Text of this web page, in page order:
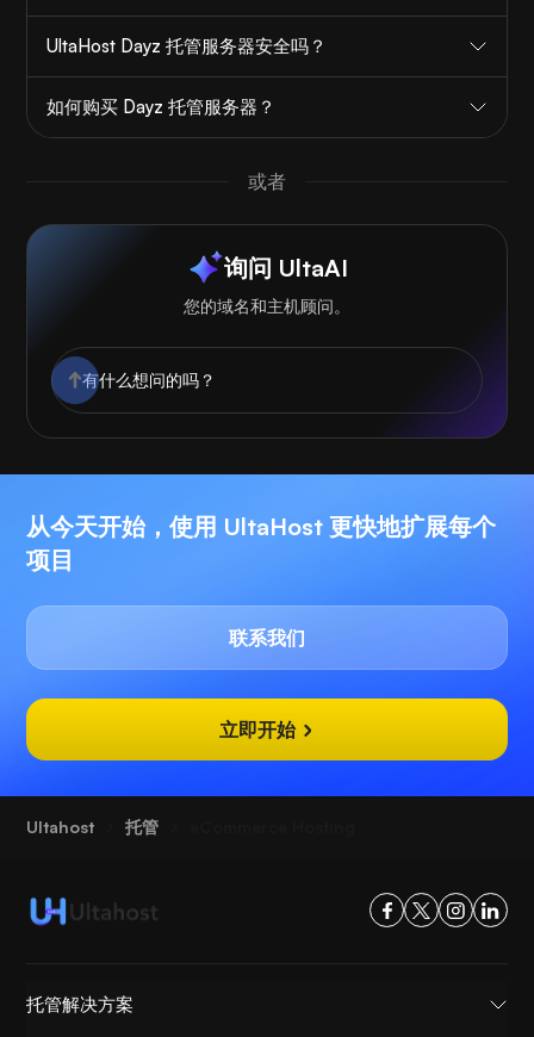
UltaHost Dayz 托管服务器安全吗？
如何购买 Dayz 托管服务器？
或者
询问 UltaAI
您的域名和主机顾问。
从今天开始，使用 UltaHost 更快地扩展每个
项目
联系我们
立即开始
Ultahost 托管
托管解决方案